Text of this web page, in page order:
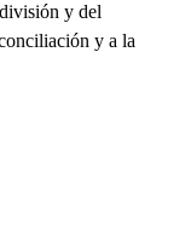
y del
y a la